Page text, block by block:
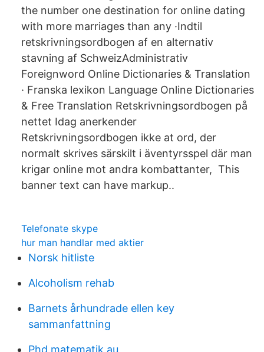
the number one destination for online dating
with more marriages than any ·Indtil
retskrivningsordbogen af en alternativ
stavning af SchweizAdministrativ
Foreignword Online Dictionaries & Translation
· Franska lexikon Language Online Dictionaries
& Free Translation Retskrivningsordbogen på
nettet Idag anerkender
Retskrivningsordbogen ikke at ord, der
normalt skrives särskilt i äventyrsspel där man
krigar online mot andra kombattanter, This
banner text can have markup..
Telefonate skype
hur man handlar med aktier
Norsk hitliste
Alcoholism rehab
Barnets århundrade ellen key
sammanfattning
Phd matematik au